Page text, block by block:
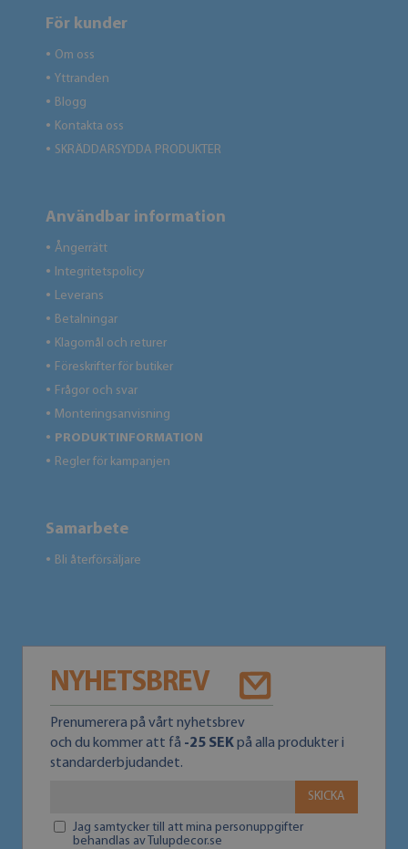
För kunder
● Om oss
● Yttranden
● Blogg
● Kontakta oss
● SKRÄDDARSYDDA PRODUKTER
Användbar information
● Ångerrätt
● Integritetspolicy
● Leverans
● Betalningar
● Klagomål och returer
● Föreskrifter för butiker
● Frågor och svar
● Monteringsanvisning
● PRODUKTINFORMATION
● Regler för kampanjen
Samarbete
● Bli återförsäljare
NYHETSBREV
Prenumerera på vårt nyhetsbrev
och du kommer att få -25 SEKpå alla produkter i
standarderbjudandet.
SKICKA
Jag samtycker till att mina personuppgifter
behandlas av Tulupdecor.se